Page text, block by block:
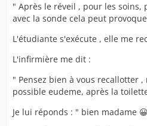
" Après le réveil , pour les soins,
avec la sonde cela peut
L'étudiante s'exécute , elle me
L'infirmière me dit :
" Pensez bien à vous recallotter
possible eudeme, après la
Je lui réponds : " bien madame